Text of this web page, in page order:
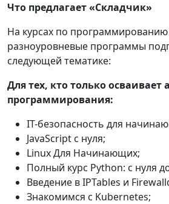
Что предлагает «Складчик»
На курсах по программированию
разноуровневые программы
следующей тематике:
Для тех, кто только осваивает
программирования:
IT-безопасность для
JavaScript с нуля;
Linux Для Начинающих;
Полный курс Python: с нуля
Введение в IPTables и
Знакомимся с Kubernetes;